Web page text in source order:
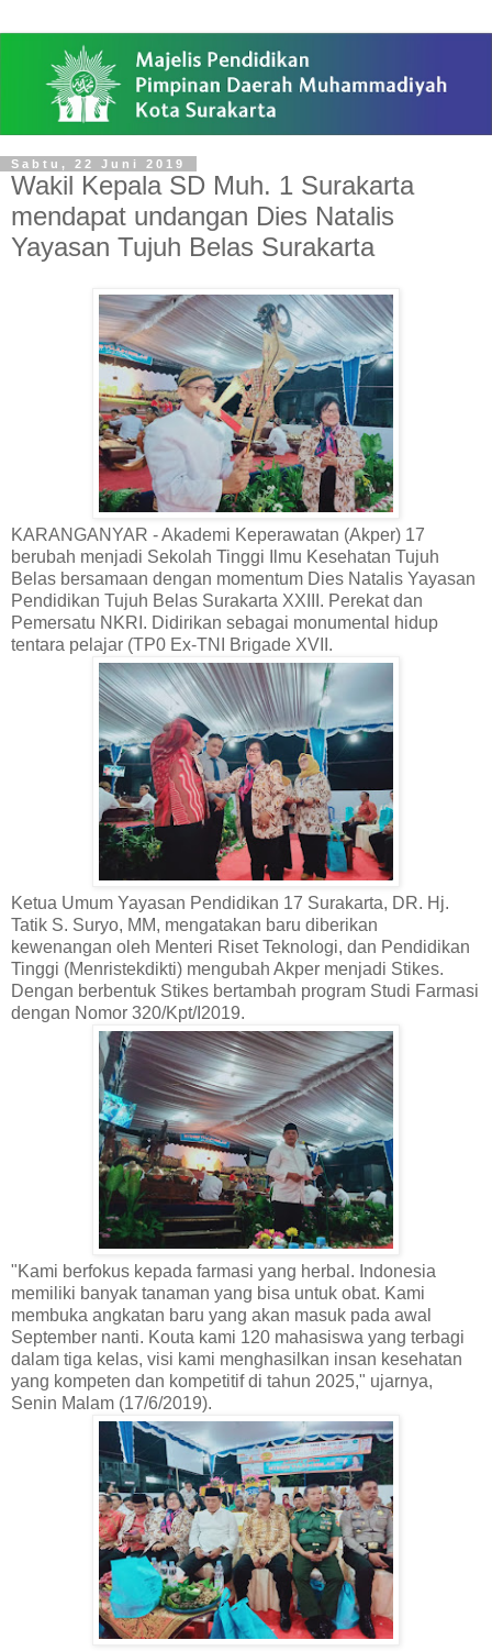
Sabtu, 22 Juni 2019
Wakil Kepala SD Muh. 1 Surakarta
mendapat undangan Dies Natalis
Yayasan Tujuh Belas Surakarta
KARANGANYAR - Akademi Keperawatan (Akper) 17
berubah menjadi Sekolah Tinggi Ilmu Kesehatan Tujuh
Belas bersamaan dengan momentum Dies Natalis Yayasan
Pendidikan Tujuh Belas Surakarta XXIII. Perekat dan
Pemersatu NKRI. Didirikan sebagai monumental hidup
tentara pelajar (TP0 Ex-TNI Brigade XVII.
Ketua Umum Yayasan Pendidikan 17 Surakarta, DR. Hj.
Tatik S. Suryo, MM, mengatakan baru diberikan
kewenangan oleh Menteri Riset Teknologi, dan Pendidikan
Tinggi (Menristekdikti) mengubah Akper menjadi Stikes.
Dengan berbentuk Stikes bertambah program Studi Farmasi
dengan Nomor 320/Kpt/I2019.
"Kami berfokus kepada farmasi yang herbal. Indonesia
memiliki banyak tanaman yang bisa untuk obat. Kami
membuka angkatan baru yang akan masuk pada awal
September nanti. Kouta kami 120 mahasiswa yang terbagi
dalam tiga kelas, visi kami menghasilkan insan kesehatan
yang kompeten dan kompetitif di tahun 2025," ujarnya,
Senin Malam (17/6/2019).